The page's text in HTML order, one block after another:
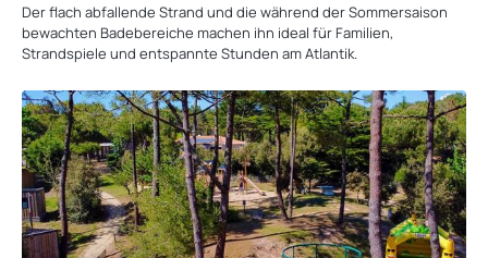
Der flach abfallende Strand und die während der Sommersaison
bewachten Badebereiche machen ihn ideal für Familien,
Strandspiele und entspannte Stunden am Atlantik.